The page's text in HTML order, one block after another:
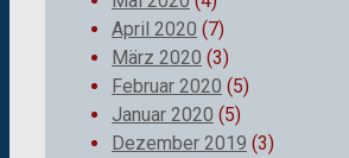
April 2020 (7)
März 2020 (3)
Februar 2020 (5)
Januar 2020 (5)
Dezember 2019 (3)